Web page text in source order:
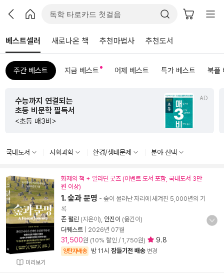
베스트셀러 새로나온 책 추천마법사 추천도서
주간 베스트 지금 베스트 어제 베스트 특가 베스트 북플
AD
초판 한정 한지 제작본!
<그리하여 어느 날 사랑이여>
국내도서 사회과학 환경/생태문제 분야 선택
미리보기
화제의 책 + 알라딘 굿즈 (이벤트 도서 포함, 국내도서 3만
원 이상)
1. 숲과 문명 - 숲이 물러난 자리에 새겨진 5,000년의 기
록
존 펄린 (지은이), 안진이 (옮긴이)
더퀘스트
2026년 07월
31,500원 (10% 할인 / 1,750원) 9.8
양탄자배송 밤 11시 잠들기전 배송 변경